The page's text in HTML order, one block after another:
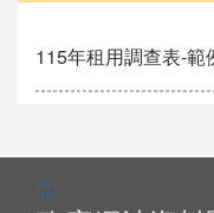
115年租用調查表-範
:::